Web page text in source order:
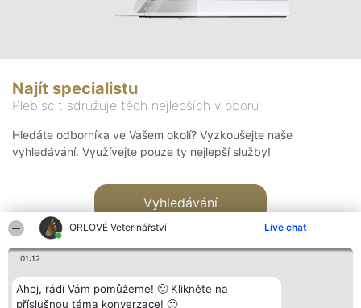
ORLOVÉ Veterinářství Live chat
01:12
Ahoj, rádi Vám pomůžeme! 🙂 Klikněte na
příslušnou téma konverzace! 🙂
Najít specialistu
Plebiscit sdružuje těch nejlepších v oboru
Hledáte odborníka ve Vašem okolí? Vyzkoušejte naše
vyhledávání. Využívejte pouze ty nejlepší služby!
Vyhledávání